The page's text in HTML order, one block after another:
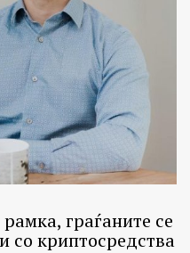
граѓаните се
со криптосредства